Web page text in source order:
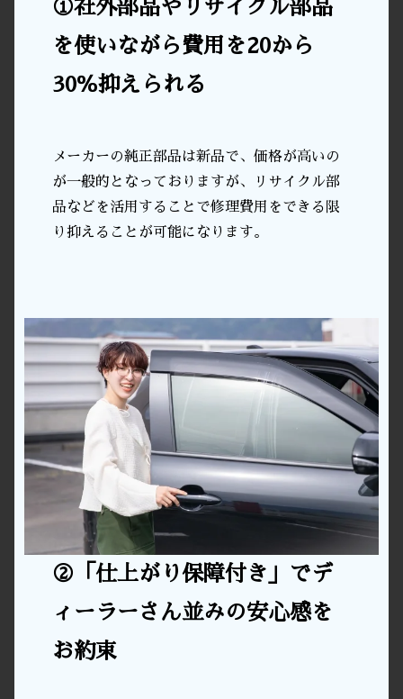
①社外部品やリサイクル部品
を使いながら費用を20から
30％抑えられる
メーカーの純正部品は新品で、価格が高いの
が一般的となっておりますが、リサイクル部
品などを活用することで修理費用をできる限
り抑えることが可能になります。
②「仕上がり保障付き」でデ
ィーラーさん並みの安心感を
お約束